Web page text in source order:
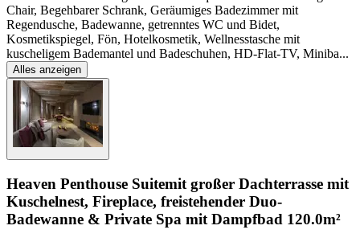
Chair, Begehbarer Schrank, Geräumiges Badezimmer mit
Regendusche, Badewanne, getrenntes WC und Bidet,
Kosmetikspiegel, Fön, Hotelkosmetik, Wellnesstasche mit
kuscheligem Bademantel und Badeschuhen, HD-Flat-TV, Miniba...
Alles anzeigen
Heaven Penthouse Suitemit großer Dachterrasse mit
Kuschelnest, Fireplace, freistehender Duo-
Badewanne & Private Spa mit Dampfbad 120.0m²